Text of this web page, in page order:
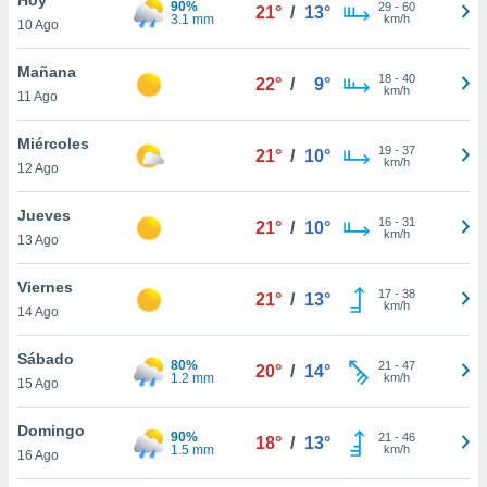
en
más
nuestra
de
cookies
aceptar
10 Ago
90%
3.1 mm
21° / 13° 29- 60
km/h
Mañana
11 Ago
22° / 9° 18- 40
km/h
Miércoles
12 Ago
21° / 10° 19- 37
km/h
Jueves
13 Ago
21° / 10° 16- 31
km/h
Viernes
14 Ago
21° / 13° 17- 38
km/h
Sábado
15 Ago
80%
1.2 mm
20° / 14° 21 - 47
km/h
Domingo
16 Ago
90%
1.5 mm
18° / 13° 21 - 46
km/h